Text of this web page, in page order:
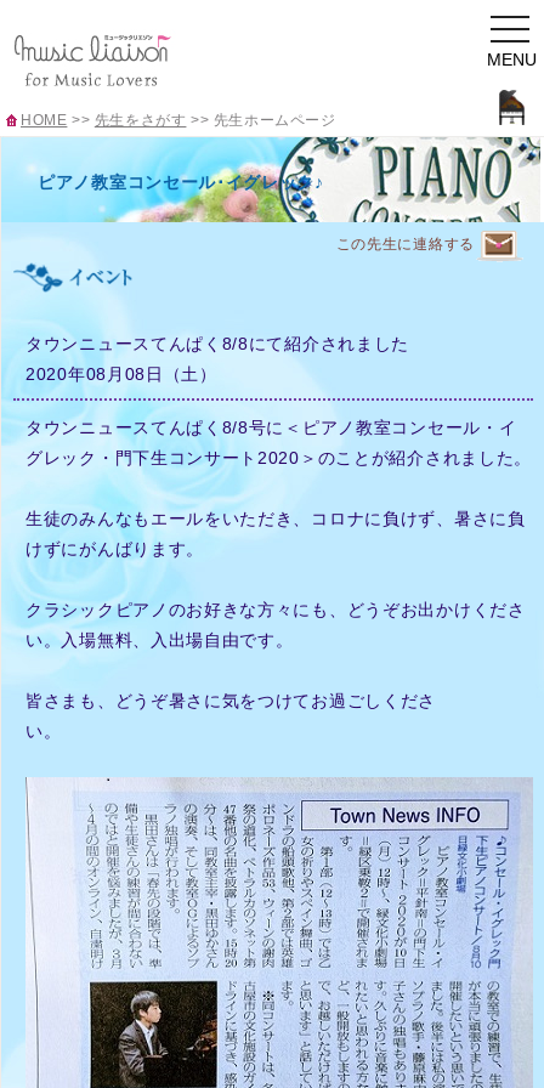
MENU
HOME >> 先生をさがす >> 先生ホームページ
ピアノ教室コンセール･イグレック♪
この先生に連絡する
タウンニュースてんぱく8/8にて紹介されました
2020年08月08日（土）
タウンニュースてんぱく8/8号に＜ピアノ教室コンセール・イ
グレック・門下生コンサート2020＞のことが紹介されました。
生徒のみんなもエールをいただき、コロナに負けず、暑さに負
けずにがんばります。
クラシックピアノのお好きな方々にも、どうぞお出かけくださ
い。入場無料、入出場自由です。
皆さまも、どうぞ暑さに気をつけてお過ごしくださ
い。